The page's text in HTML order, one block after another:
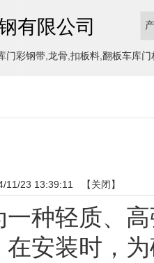
有限公司
门彩钢带,龙骨,扣板料,翻板车库
11/23 13:39:11 【关闭】
轻质、高
在安装时，